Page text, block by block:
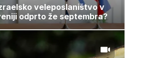
veleposlaništvo v
odprto že septembra?